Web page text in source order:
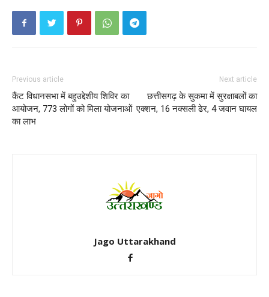
Previous article
कैंट विधानसभा में बहुउद्देशीय शिविर का
आयोजन, 773 लोगों को मिला योजनाओं
का लाभ
Next article
छत्तीसगढ़ के सुकमा में सुरक्षाबलों का
एक्शन, 16 नक्सली ढेर, 4 जवान घायल
Jago Uttarakhand